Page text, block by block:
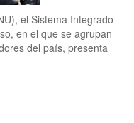
el Sistema Integrado
en el que se agrupan
del país, presenta